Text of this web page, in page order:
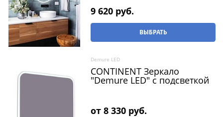
9 620 руб.
ВЫБРАТЬ
Demure LED
CONTINENT Зеркало
"Demure LED" c подсветкой
от8 330 руб.